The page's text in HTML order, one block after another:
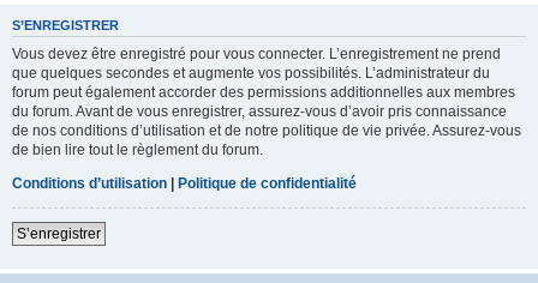
S’ENREGISTRER
Vous devez être enregistré pour vous connecter. L’enregistrement ne prend
que quelques secondes et augmente vos possibilités. L’administrateur du
forum peut également accorder des permissions additionnelles aux membres
du forum. Avant de vous enregistrer, assurez-vous d’avoir pris connaissance
de nos conditions d’utilisation et de notre politique de vie privée. Assurez-vous
de bien lire tout le règlement du forum.
Conditions d’utilisation | Politique de confidentialité
S’enregistrer